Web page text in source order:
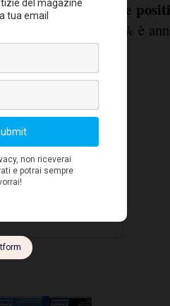
o estremamente
5), mentre solo l'1,3% è